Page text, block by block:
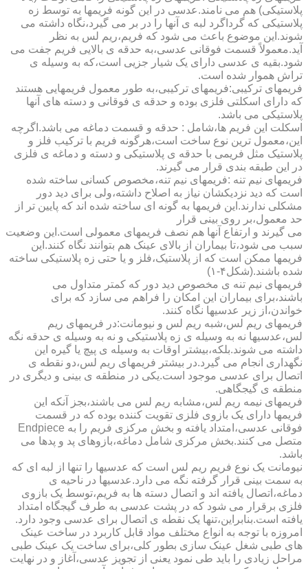
پلاستیکی) هم می نامند.عدسی در این گونه فریمها به توسط زه
پلاستیکی که گرداگرد لبه ی آنها را در بر می گیرد،نگاه داشته می
شوند.این موضوع باعث می شود که فریم،ریم لس به نظر
آید.معمولاً قسمت فوقانی عدسی،به حدقه ی بالایی فریم جفت می
شود.بقیه ی عدسی دارای یک شیار جزیی است،که به وسیله ی
تراش هموار شده است.
فریمهای ترکیبی:فریمهای ترکیبی،به طور معمول فریمهایی هستند
که دارای اسکلتی فلزی بوده و حدقه ی فوقانی و دسته های آنها
پلاستیکی می باشد.
اسکلت این فریم ها،شامل : حدقه و قسمت دماغه می باشد.اگرچه
این،معمول ترین نوع ساخت است،هرگونه فریم با ترکیب فلز و
پلاستیک مثل فریمی با حدقه ی پلاستیکی و دسته و دماغه ی فلزی
در این طبقه بندی قرار می گیرند.
فریمهای نیم تنه :فریمهای نیم تنه،مخصوص کسانی ساخته شده
است که دید نزدیکشان نیاز به اصلاح داشته،ولی برای دید دور
مشکلی ندارند.این فریمها به گونه ای ساخته شده اند که پایین تر از
حد معمول،بر روی بینی قرار
می گیرند و ارتفاع آنها هم نصف فریمهای معمولی است.این وضعیت
سبب می شود،تا بیماران از بالای عینک هم بتوانند نگاه کنند.این
فریمها ممکن است که از پلاستیک،فلز و یا حتی زه پلاستیکی ساخته
شده باشند.(شکل۴-۱)
فریمهای نیم تنه ی مخصوص دید دور که کمتر متداول می
باشند،برای بیماران این امکان را فراهم می سازد که برای
خواندن،از زیر عدسیها نگاه کنند.
فریمهای ریم لس،شبه ریم لس و نیومانت:در فریمهای ریم
لس،عدسیها نه به وسیله ی زه پلاستیکی و نه به وسیله ی حدقه نگه
داشته می شوند.بلکه،بیشتر اوقات به وسیله ی پیچ یا گیره این
نگهداری انجام می گیرد.در بیشتر فریمهای ریم لس،دو نقطه ی
اتصال برای عدسی موجود است.یکی در منطقه ی بینی و دیگری در
منطقه ی گیجگاهی.
فریمهای نیمه ریم لس،مشابه ریم لس می باشند،بجز آنکه این
فریمها دارای یک بازوی فلزی تقویت کننده بوده که در قسمت
فوقانی عدسی،امتداد یافته و بخش مرکزی فریم را به Endpiece
متصل می کنند.بخش مرکزی شامل دماغه،بازوهای پد و پدها می
باشد.
نیومانت یک نوع فریم ریم لس است که عدسیها را تنها از لبه ای که
به سمت بینی قرار گرفته نگه می دارد.عدسیها در ناحیه ی
دماغه،اتصال یافته اند و اتصال دسته ها به فریم،توسط یک بازوی
فلزی برقرار می شود که در پشت عدسی به طرف گیجگاه امتداد
یافته است.بنابراین،تنها یک نقطه ی اتصال برای عدسی وجود دارد.
امروزه با توجه به انواع مختلف مواد قابل کاربرد در ساخت عینک
های طبی شغل عینک سازی بطور کلی،برای ساخت یک عینک طبی
مراحل زیادی را باید طی نمود یعنی از تجویز عدسی،آغاز و در نهایت